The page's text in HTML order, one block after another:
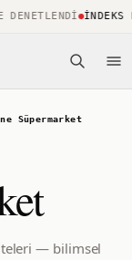
İNDEKS
Süpermarket
— bilimsel